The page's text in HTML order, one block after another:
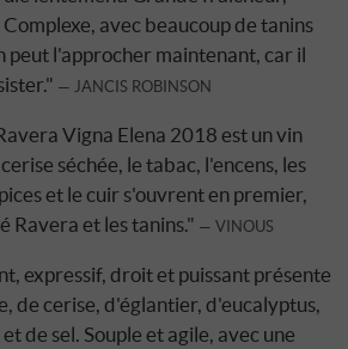
avec beaucoup de tanins
peut l'approcher maintenant, car il
JANCIS ROBINSON
Vigna Elena 2018 est un vin
séchée, le tabac, l'encens, les
et le cuir s'ouvrent en premier,
Ravera et les tanins."
VINOUS
expressif, droit et puissant présente
de cerise, d'églantier, d'eucalyptus,
de sel. Souple et agile, avec une